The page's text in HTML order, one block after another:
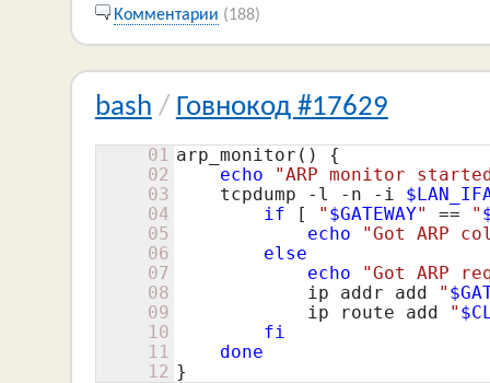
Комментарии (188)
bash / Говнокод #17629
01
02
03
04
05
06
07
08
09
10
11
12
arp_monitor() {
echo
"ARP monitor
    tcpdump -l -n -i
if
[ " $GATEWAY" == "
echo
"Got ARP
else
echo
"Got ARP
            ip addr add
"
            ip route add
"
fi
done
}